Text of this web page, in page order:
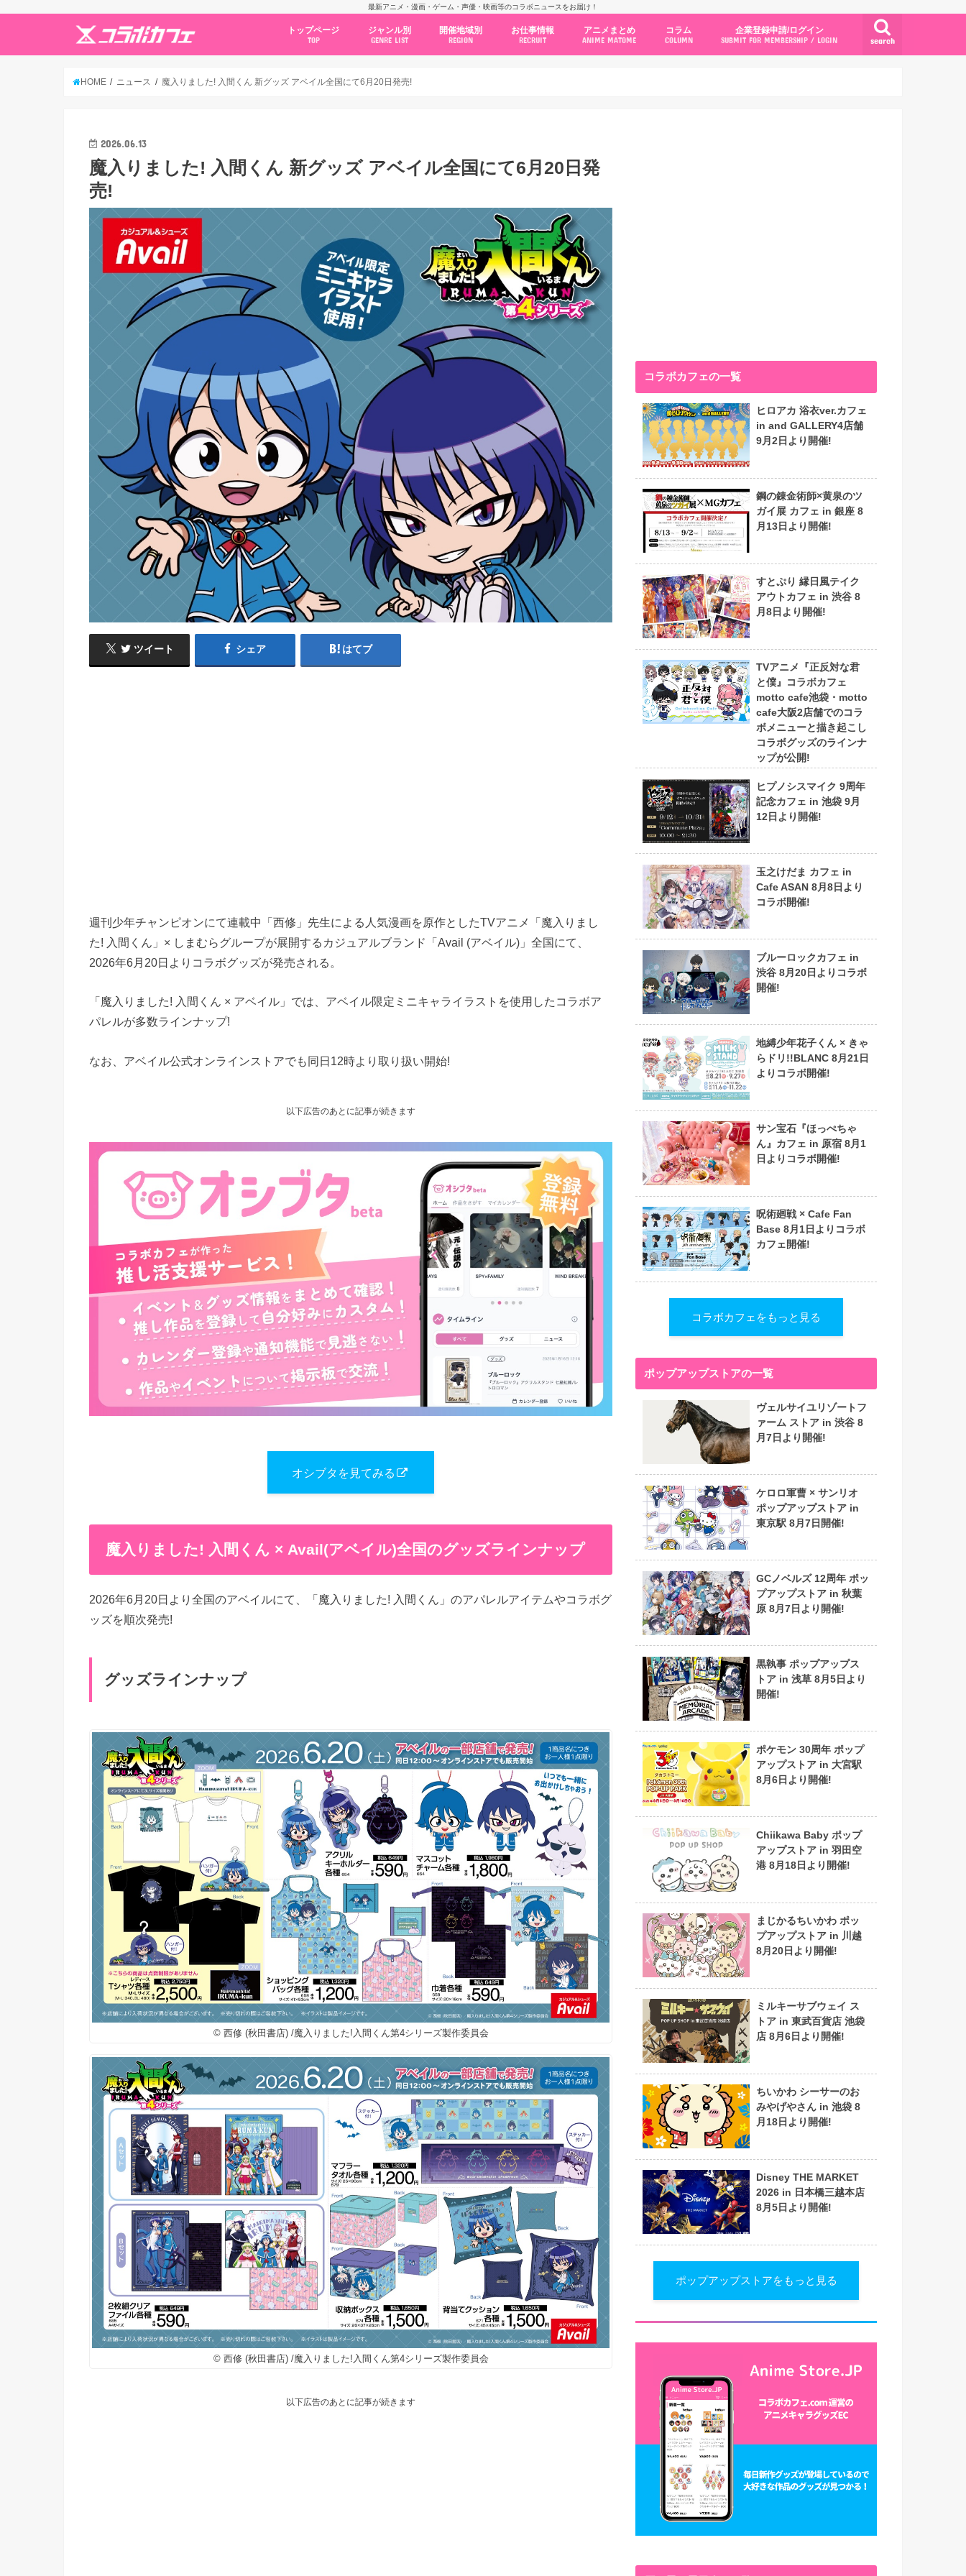
最新アニメ・漫画・ゲーム・声優・映画等のコラボニュースをお届け！
search
トップページ
TOP
ジャンル別
GENRE LIST
開催地域別
REGION
お仕事情報
RECRUIT
アニメまとめ
ANIME MATOME
コラム
COLUMN
企業登録申請/ログイン
SUBMIT FOR MEMBERSHIP / LOGIN
HOME ニュース 魔入りました! 入間くん 新グッズ アベイル全国にて6月20日発売!
2026.06.13
魔入りました! 入間くん 新グッズ アベイル全国にて6月20日発
売!
ツイート シェア はてブ
週刊少年チャンピオンにて連載中「西修」先生による人気漫画を原作としたTVアニメ「魔入りまし
た! 入間くん」× しまむらグループが展開するカジュアルブランド「Avail (アベイル)」全国にて、
2026年6月20日よりコラボグッズが発売される。
「魔入りました! 入間くん × アベイル」では、アベイル限定ミニキャライラストを使用したコラボア
パレルが多数ラインナップ!
なお、アベイル公式オンラインストアでも同日12時より取り扱い開始!
以下広告のあとに記事が続きます
オシブタを見てみる
魔入りました! 入間くん × Avail(アベイル)全国のグッズラインナップ
2026年6月20日より全国のアベイルにて、「魔入りました! 入間くん」のアパレルアイテムやコラボグ
ッズを順次発売!
グッズラインナップ
© 西修 (秋田書店) /魔入りました!入間くん第4シリーズ製作委員会
© 西修 (秋田書店) /魔入りました!入間くん第4シリーズ製作委員会
以下広告のあとに記事が続きます
コラボカフェの一覧
ヒロアカ 浴衣ver.カフェ
in and GALLERY4店舗
9月2日より開催!
鋼の錬金術師×黄泉のツ
ガイ展 カフェ in 銀座 8
月13日より開催!
すとぷり 縁日風テイク
アウトカフェ in 渋谷 8
月8日より開催!
TVアニメ『正反対な君
と僕』コラボカフェ
motto cafe池袋・motto
cafe大阪2店舗でのコラ
ボメニューと描き起こし
コラボグッズのラインナ
ップが公開!
ヒプノシスマイク 9周年
記念カフェ in 池袋 9月
12日より開催!
玉之けだま カフェ in
Cafe ASAN 8月8日より
コラボ開催!
ブルーロックカフェ in
渋谷 8月20日よりコラボ
開催!
地縛少年花子くん × きゃ
らドリ!!BLANC 8月21日
よりコラボ開催!
サン宝石『ほっぺちゃ
ん』カフェ in 原宿 8月1
日よりコラボ開催!
呪術廻戦 × Cafe Fan
Base 8月1日よりコラボ
カフェ開催!
コラボカフェをもっと見る
ポップアップストアの一覧
ヴェルサイユリゾートフ
ァーム ストア in 渋谷 8
月7日より開催!
ケロロ軍曹 × サンリオ
ポップアップストア in
東京駅 8月7日開催!
GCノベルズ 12周年 ポッ
プアップストア in 秋葉
原 8月7日より開催!
黒執事 ポップアップス
トア in 浅草 8月5日より
開催!
ポケモン 30周年 ポップ
アップストア in 大宮駅
8月6日より開催!
Chiikawa Baby ポップ
アップストア in 羽田空
港 8月18日より開催!
まじかるちいかわ ポッ
プアップストア in 川越
8月20日より開催!
ミルキーサブウェイ ス
トア in 東武百貨店 池袋
店 8月6日より開催!
ちいかわ シーサーのお
みやげやさん in 池袋 8
月18日より開催!
Disney THE MARKET
2026 in 日本橋三越本店
8月5日より開催!
ポップアップストアをもっと見る